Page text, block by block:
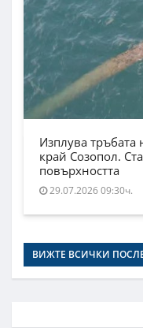
Изплува тръбата
край Созопол.
повърхността
29.07.2026 09:30ч.
ВИЖТЕ ВСИЧКИ